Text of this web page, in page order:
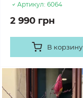
Артикул: 6064
2 990 грн
В корзину